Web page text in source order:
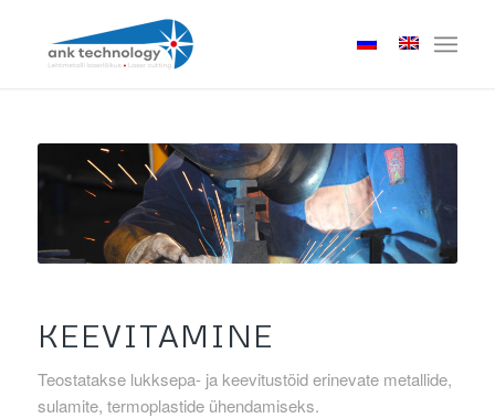
KEEVITAMINE
Teostatakse lukksepa- ja keevitustöid erinevate metallide,
sulamite, termoplastide ühendamiseks.